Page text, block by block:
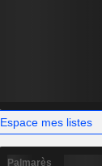
Espace mes listes
Palmarès